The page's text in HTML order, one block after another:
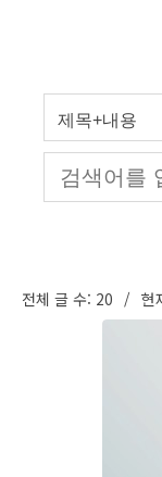
전체 글 수: 20 현